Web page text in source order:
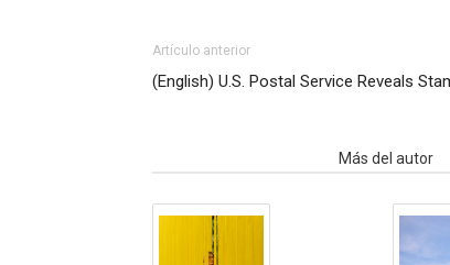
Artículo anterior
(English) U.S. Postal Service Reveals
Más del autor